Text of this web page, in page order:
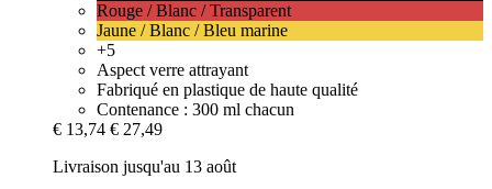
Rouge / Blanc / Transparent
Jaune / Blanc / Bleu marine
+5
Aspect verre attrayant
Fabriqué en plastique de haute qualité
Contenance : 300 ml chacun
€ 13,74 € 27,49
Livraison jusqu'au 13 août